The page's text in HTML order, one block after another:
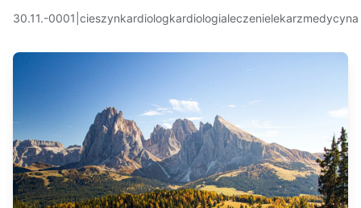
30.11.-0001 cieszynkardiologkardiologialeczenielekarzmedycyna